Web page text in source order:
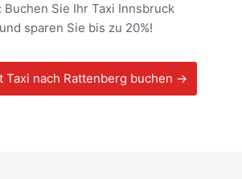
Buchen Sie Ihr Taxi Innsbruck
sparen Sie bis zu 20%!
Taxi nach Rattenberg buchen →